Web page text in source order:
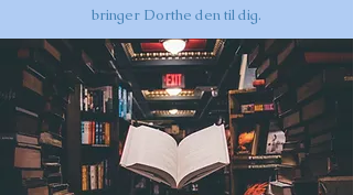
bringer Dorthe den til dig.